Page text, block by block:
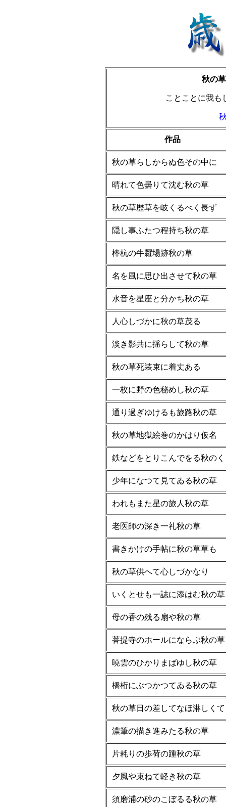
秋の草
ことことに我
作品
秋の草らしからぬ色その中に
晴れて色曇りて沈む秋の草
秋の草歴草を岐くるべく長ず
隠し事ふたつ程持ち秋の草
棒杭の牛糶場跡秋の草
名を風に思ひ出させて秋の草
水音を星座と分かち秋の草
人心しづかに秋の草茂る
淡き影共に揺らして秋の草
秋の草死装束に着丈ある
一枚に野の色秘めし秋の草
通り過ぎゆけるも旅路秋の草
秋の草地獄絵巻のかはり仮名
鉄などをとりこんでをる秋の
少年になつて見てゐる秋の草
われもまた星の旅人秋の草
老医師の深き一礼秋の草
書きかけの手帖に秋の草草も
秋の草供へて心しづかなり
いくとせも一誌に添はむ秋の草
母の香の残る扇や秋の草
菩提寺のホールにならぶ秋の草
暁雲のひかりまばゆし秋の草
橋桁にぶつかつてゐる秋の草
秋の草日の差してなほ淋しくて
濃筆の描き進みたる秋の草
片耗りの歩荷の踵秋の草
夕風や束ねて軽き秋の草
須磨浦の砂のこぼるる秋の草